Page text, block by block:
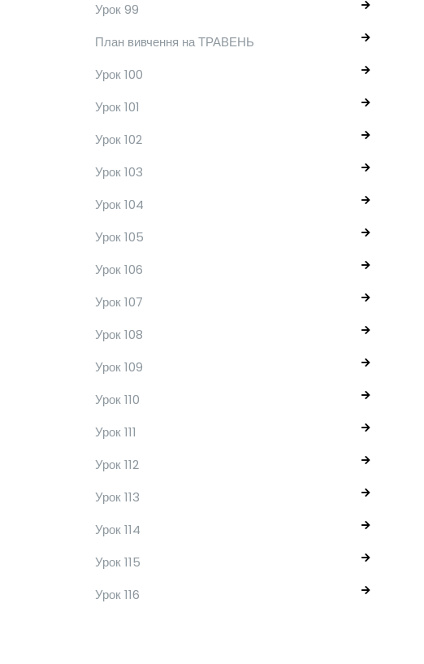
Урок 99
План вивчення на ТРАВЕНЬ
Урок 100
Урок 101
Урок 102
Урок 103
Урок 104
Урок 105
Урок 106
Урок 107
Урок 108
Урок 109
Урок 110
Урок 111
Урок 112
Урок 113
Урок 114
Урок 115
Урок 116